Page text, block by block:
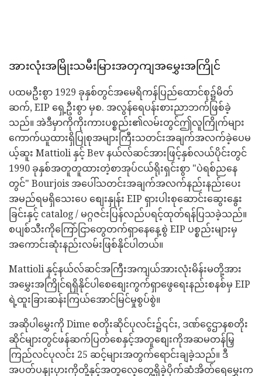
အားလုံးအမြိုးသမီးမြားအတှကျအမွှေးအကြိုင်
ပထမဦးစွာ 1929 ခုနှစ်တွင်အမေရိကန်ပြည်ထောင်စု၌မိတ်
ဆက်, EIP ရှေ့ဦးစွာ မှစ. အလွန်ရေပန်းစားညာဘက်ဖြစ်ခဲ့
သည်။ အဲဒီမှာကိုကိုးကားပစ္စည်း၏လမ်းတွင်ဤလူကြိုက်များ
ကောက်ယူထားရှိပြုစုအများကြီးသတင်းအချက်အလက်ခဲ့ပေမ
ယ့်ဆူး Mattioli နှင့် Bev နယ်လ်ဆင်အားဖြင့်နှစ်လယ်ပိုင်းတွင်
1990 ခုနှစ်အတူတူထားတဲ့စာအုပ်ငယ်ရိုးရှင်းစွာ "ပဲရစ်ညနေ
တွင်" Bourjois အပေါ်သတင်းအချက်အလက်နည်းနည်းပေး
အမည်ရမရှိသေးပေ စျေးနှုန်း EIP ရှားပါးစုဆောင်းဆွေးနွေး
ခြင်းနှင့် catalog / မဂ္ဂဇင်းပြန်လည်ပရင့်ထုတ်ရန်ပြသခဲ့သည်။
စပျစ်သီးကိုကြော်ငြာတွေတက်ရှာနေနေ့စွဲ EIP ပစ္စည်းများမှ
အကောင်းဆုံးနည်းလမ်းဖြစ်နိုင်ပါတယ်။
Mattioli နှင့်နယ်လ်ဆင်အကြီးအကျယ်အားလုံးမိန်းမတို့အား
အမွှေးအကြိုင်ရရှိနိုင်ပါစေစျေးကွက်ရှာဖွေရေးနည်းစနစ်မှ EIP
ရဲ့ထူးခြားဆန်းကြယ်အောင်မြင်မှုစွပ်စွဲ။
အဆိုပါမွှေးကို Dime စတိုးဆိုင်ပုလင်း၌၎င်း, ဒဏ်ငွေဌာနစတိုး
ဆိုင်များတွင်ဖန်ဆက်ပြတ်စေနှင့်အတူစျေးကိုအဆမတန်မြှ
ကြည်လင်ပုလင်း 25 ဆင့်များအတွက်ရောင်းချခဲ့သည်။ ဒီ
အပတ်ပနျးပှားကိုတို့နှင့်အတူလေ့တွေ့ရှိခဲ့ပိုက်ဆံအိတ်ရေမွှေးက